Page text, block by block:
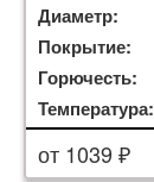
Диаметр:
Покрытие:
Горючесть:
Температура:
от 1039 ₽